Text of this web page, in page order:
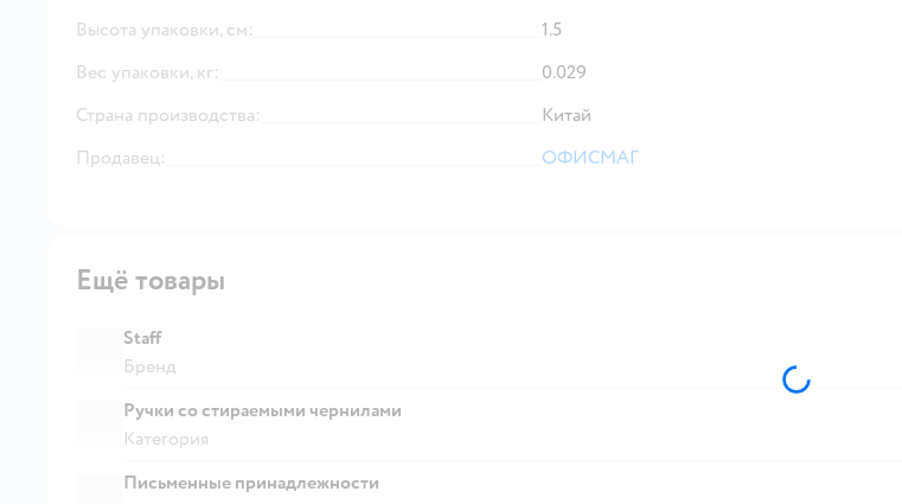
Высота упаковки, см:
1.5
Вес упаковки, кг:
0.029
Страна производства:
Китай
Продавец:
ОФИСМАГ
Ещё товары
Staff
Бренд
Ручки со стираемыми чернилами
Категория
Письменные принадлежности